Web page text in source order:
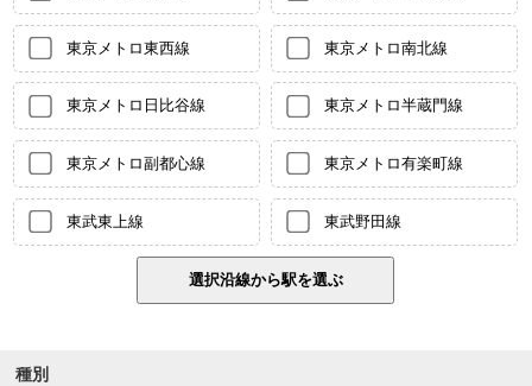
東京メトロ東西線 東京メトロ南北線
東京メトロ日比谷線 東京メトロ半蔵門線
東京メトロ副都心線 東京メトロ有楽町線
東武東上線 東武野田線
種別